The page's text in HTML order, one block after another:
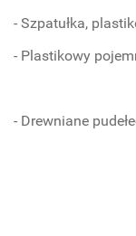
- Szpatułka,
- Plastikowy
- Drewniane